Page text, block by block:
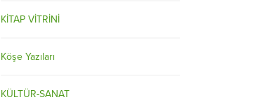
KİTAP VİTRİNİ
Köşe Yazıları
KÜLTÜR-SANAT